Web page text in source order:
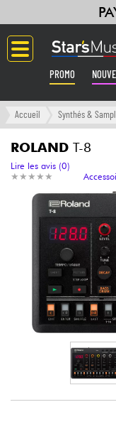
PROMO
Langue
Guitares &
Amplis &
Claviers &
Synthés &
Home Studio
Casques
Micros & HF
Accueil Synthés &
ROLAND T-8
★ ★ ★ ★ ★
★ ★ ★ ★ ★
Lire les avis (0)